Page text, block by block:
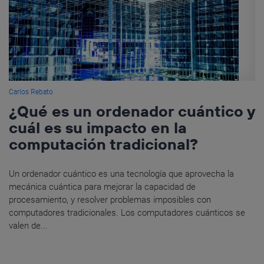
Carlos Rebato
¿Qué es un ordenador cuántico y
cuál es su impacto en la
computación tradicional?
Un ordenador cuántico es una tecnología que aprovecha la
mecánica cuántica para mejorar la capacidad de
procesamiento, y resolver problemas imposibles con
computadores tradicionales. Los computadores cuánticos se
valen de...